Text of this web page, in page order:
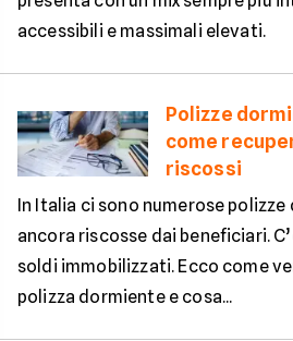
accessibili e massimali elevati.
Polizze
come
riscossi
In Italia ci sono numerose
ancora riscosse dai beneficiari.
soldi immobilizzati. Ecco come
polizza dormiente e cosa...